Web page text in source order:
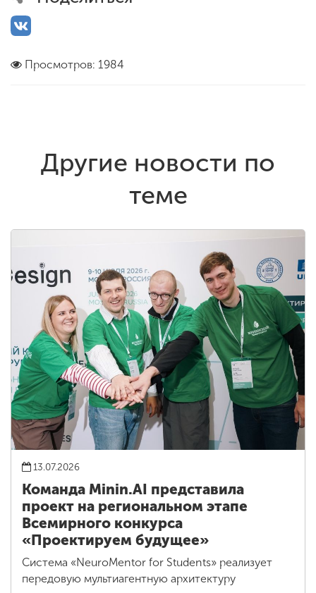
Просмотров: 1984
Другие новости по
теме
13.07.2026
Команда Minin.AI представила
проект на региональном этапе
Всемирного конкурса
«Проектируем будущее»
Система «NeuroMentor for Students» реализует
передовую мультиагентную архитектуру